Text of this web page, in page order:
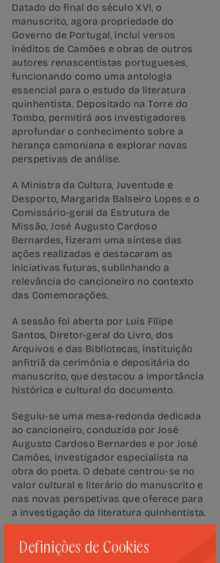
Datado do final do século XVI, o
manuscrito, agora propriedade do
Governo de Portugal, inclui versos
inéditos de Camões e obras de outros
autores renascentistas portugueses,
funcionando como uma antologia
essencial para o estudo da literatura
quinhentista. Depositado na Torre do
Tombo, permitirá aos investigadores
aprofundar o conhecimento sobre a
herança camoniana e explorar novas
perspetivas de análise.
A Ministra da Cultura, Juventude e
Desporto, Margarida Balseiro Lopes e o
Comissário-geral da Estrutura de
Missão, José Augusto Cardoso
Bernardes, fizeram uma síntese das
ações realizadas e destacaram as
iniciativas futuras, sublinhando a
relevância do cancioneiro no contexto
das Comemorações.
A sessão foi aberta por Luís Filipe
Santos, Diretor-geral do Livro, dos
Arquivos e das Bibliotecas, instituição
anfitriã da cerimónia e depositária do
manuscrito, que destacou a importância
histórica e cultural do documento.
Seguiu-se uma mesa-redonda dedicada
ao cancioneiro, conduzida por José
Augusto Cardoso Bernardes e por José
Camões, investigador especialista na
obra do poeta. O debate centrou-se no
valor cultural e literário do manuscrito e
nas novas perspetivas que oferece para
a investigação da literatura quinhentista.
A sessão, apresentada por Filipa
Medeiros Araújo, da Universidade de
Definições de Cookies